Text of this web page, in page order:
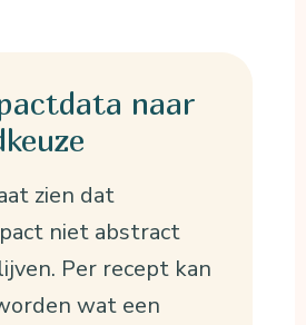
naar
zien dat
niet abstract
Per recept kan
wat een